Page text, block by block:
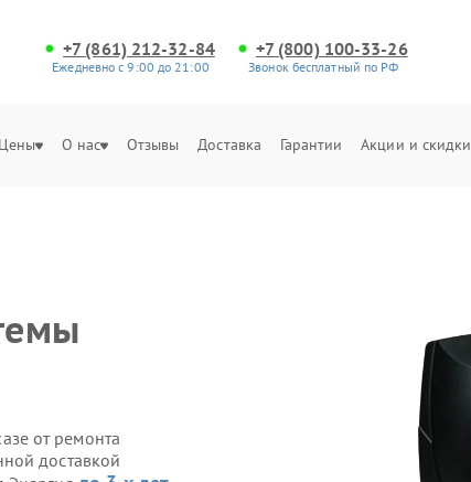
+7 (861) 212-32-84
Ежедневно с 9:00 до 21:00
+7 (800) 100-33-26
Звонок бесплатный по РФ
Цены О нас Отзывы Доставка Гарантии Акции и скидки
от ремонта
доставкой